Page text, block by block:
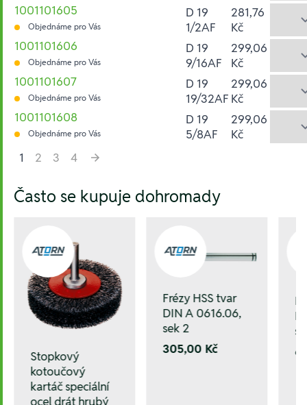
1001101605
Objednáme pro Vás
D 19
1/2AF
281,76
Kč
1001101606
Objednáme pro Vás
D 19
9/16AF
299,06
Kč
1001101607
Objednáme pro Vás
D 19
19/32AF
299,06
Kč
1001101608
Objednáme pro Vás
D 19
5/8AF
299,06
Kč
1
2 3
4
Často se kupuje dohromady
Stopkový
kotoučový
kartáč speciální
ocel drát hrubý
Frézy HSS tvar
DIN A 0616.06,
sek 2
305,00 Kč